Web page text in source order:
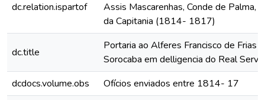
dc.relation.ispartof
Assis Mascarenhas, Conde de Palma,
da Capitania (1814- 1817)
dc.title
Portaria ao Alferes Francisco de Frias
Sorocaba em delligencia do Real
dcdocs.volume.obs
Ofícios enviados entre 1814- 17